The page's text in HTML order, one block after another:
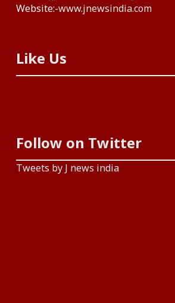
Website:-www.jnewsindia.com
Like Us
Follow on Twitter
Tweets by J news india